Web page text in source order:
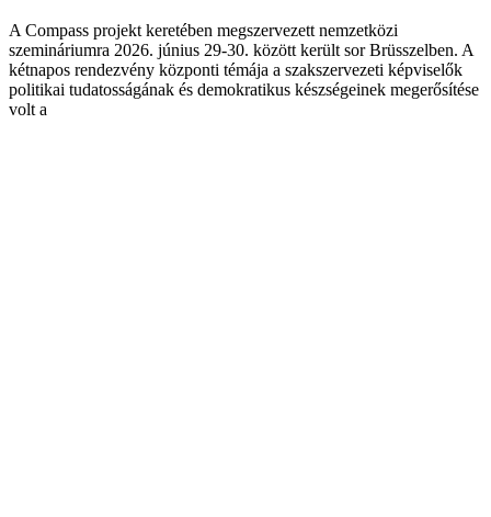
A Compass projekt keretében megszervezett nemzetközi
szemináriumra 2026. június 29-30. között került sor Brüsszelben. A
kétnapos rendezvény központi témája a szakszervezeti képviselők
politikai tudatosságának és demokratikus készségeinek megerősítése
volt a